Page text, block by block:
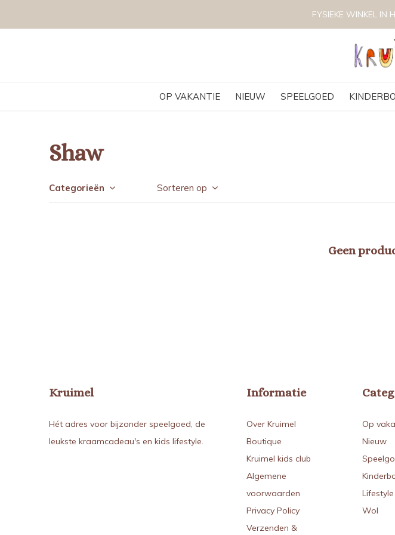
OP VAKANTIE NIEUW SPEELGOED
FYSIEKE WINKEL IN
Shaw
Categorieën Sorteren op
Geen
Kruimel
Hét adres voor bijzonder speelgoed, de
leukste kraamcadeau's en kids lifestyle.
Informatie
Over Kruimel
Boutique
Kruimel kids club
Algemene
voorwaarden
Privacy Policy
Verzenden &
Op
Nieuw
Lifestyle
Wol